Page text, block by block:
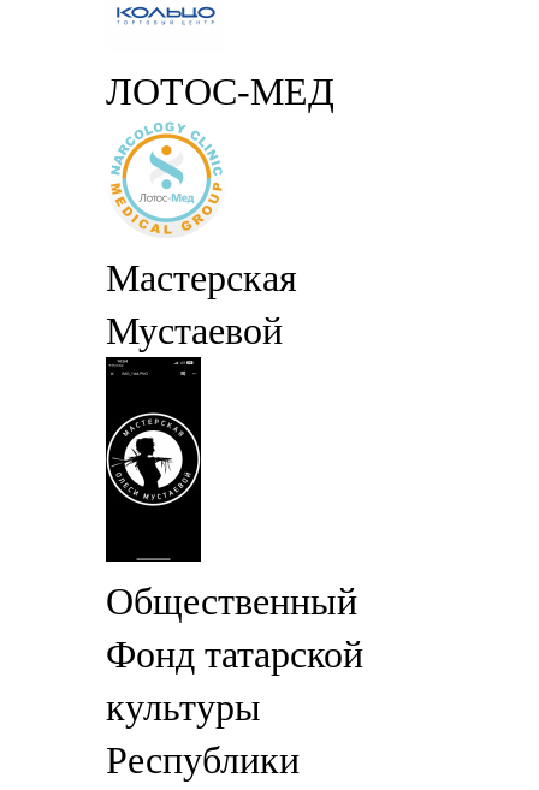
ЛОТОС-МЕД
Мастерская
Мустаевой
Общественный
Фонд татарской
культуры
Республики